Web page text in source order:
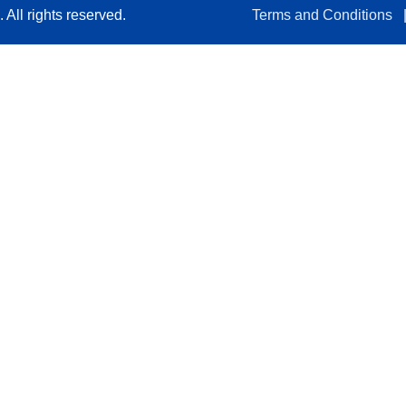
All rights reserved. Terms and Conditions